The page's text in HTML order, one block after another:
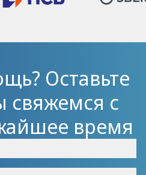
Оставьте
свяжемся с
время